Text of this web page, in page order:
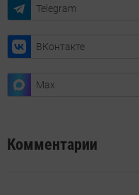
Telegram
ВКонтакте
Max
Комментарии